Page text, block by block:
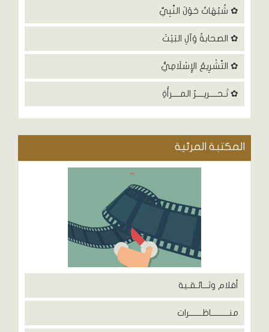
✿ شُبُهَاتٌ حَوْلَ النَّبِيِّ
✿ الصحابةُ وَآلِ البَيْتَ
✿ التَّشْرِيعُ الإِسْلَامِيُّ
✿ تَـحــــريــــرُ المــــرأَةِ
المكتبة المرئية
أفلام وثـــائـقـية
منــــــــــاظـــــــرات